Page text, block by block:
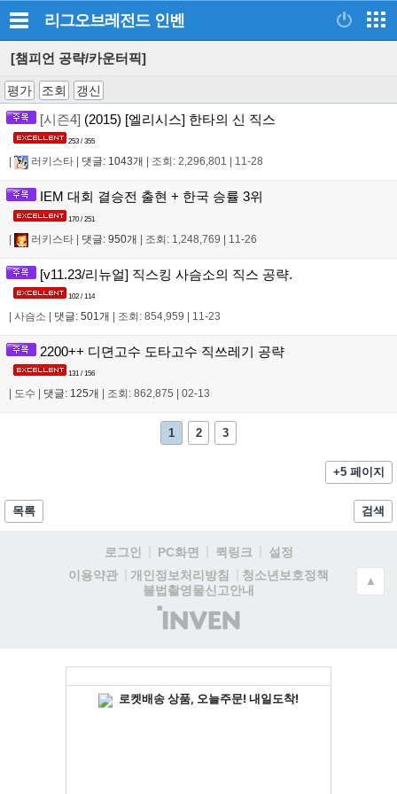
리그오브레전드 인벤
[챔피언 공략/카운터픽]
평가 조회 갱신
[시즌4] (2015) [엘리시스] 한타의 신 직스
253 / 355
러키스타 댓글: 1043개 조회: 2,296,801 11-28
IEM 대회 결승전 출현 + 한국 승률 3위
170 / 251
| 러키스타 | 댓글: 950개 | 조회: 1,248,769 | 11-26
[v11.23/리뉴얼] 직스킹 사슴소의 직스 공략.
102 / 114
사슴소 댓글: 501개 조회: 854,959 11-23
2200++ 디뎐고수 도타고수 직쓰레기 공략
131 / 156
도수 댓글: 125개 조회: 862,875 02-13
1 2 3
+5 페이지
목록 검색
로그인 PC화면 퀵링크
설정
이용약관
개인정보처리방침
청소년보호정책
불법촬영물신고안내
(주)
인
▲